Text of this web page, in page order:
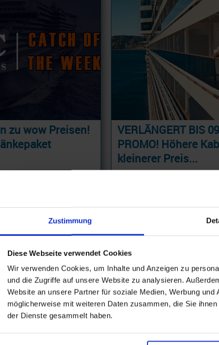
Zustimmung
Diese Webseite verwendet Cookies
Wir verwenden Cookies, um Inhalte und Anzeigen zu
und die Zugriffe auf unsere Website zu analysieren.
Website an unsere Partner für soziale Medien, Werbung
möglicherweise mit weiteren Daten zusammen, die Sie
der Dienste gesammelt haben.
zu wow Preisen!
799 €
VERLÄNGERT BIS
PROMO! Höhere
kleinerer Preis...